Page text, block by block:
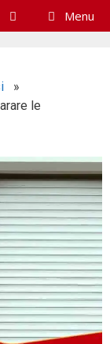
Menu
»
le